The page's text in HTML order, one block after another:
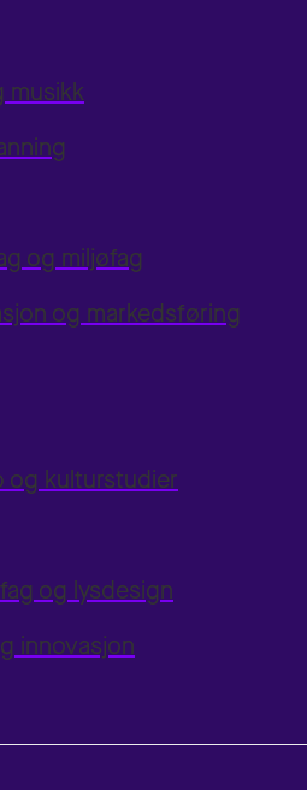
musikk
og miljøfag
og markedsføring
og kulturstudier
og lysdesign
innovasjon